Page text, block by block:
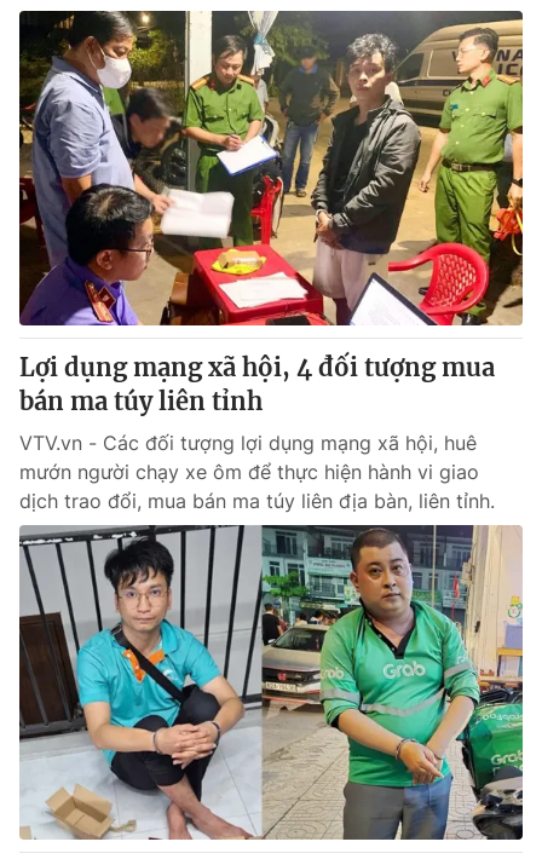
Lợi dụng mạng xã hội, 4 đối tượng mua
bán ma túy liên tỉnh
VTV.vn - Các đối tượng lợi dụng mạng xã hội, huê
mướn người chạy xe ôm để thực hiện hành vi giao
dịch trao đổi, mua bán ma túy liên địa bàn, liên tỉnh.